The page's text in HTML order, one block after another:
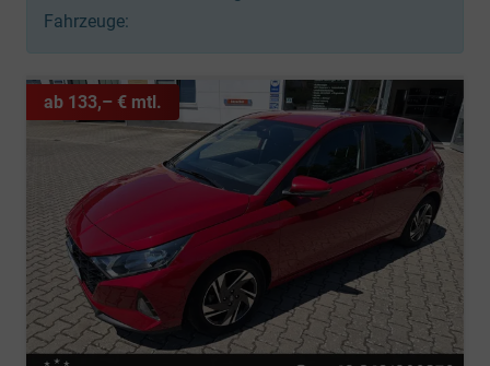
Fahrzeuge:
ab 133,– € mtl.